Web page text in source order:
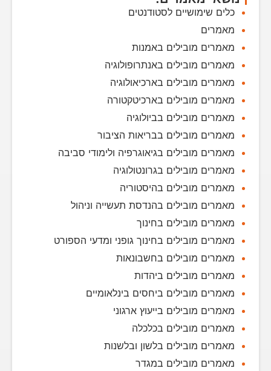
כלים שימושיים לסטודנטים
מאמרים
מאמרים מובילים באמנות
מאמרים מובילים באנתרופולוגיה
מאמרים מובילים בארכיאולוגיה
מאמרים מובילים בארכיטקטורה
מאמרים מובילים בביולוגיה
מאמרים מובילים בבריאות הציבור
מאמרים מובילים בגיאוגרפיה ולימודי סביבה
מאמרים מובילים בגרונטולוגיה
מאמרים מובילים בהיסטוריה
מאמרים מובילים בהנדסת תעשייה וניהול
מאמרים מובילים בחינוך
מאמרים מובילים בחינוך גופני ומדעי הספורט
מאמרים מובילים בחשבונאות
מאמרים מובילים ביהדות
מאמרים מובילים ביחסים בינלאומיים
מאמרים מובילים בייעוץ ארגוני
מאמרים מובילים בכלכלה
מאמרים מובילים בלשון ובלשנות
מאמרים מובילים במגדר